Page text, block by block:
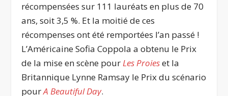
récompensées sur 111 lauréats en plus de 70
ans, soit 3,5 %. Et la moitié de ces
récompenses ont été remportées l’an passé !
L’Américaine Sofia Coppola a obtenu le Prix
de la mise en scène pourLes Proieset la
Britannique Lynne Ramsay le Prix du scénario
pourA Beautiful Day.